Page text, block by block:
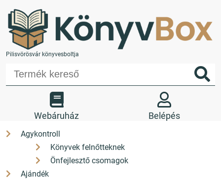
Pilisvörösvár könyvesboltja
Webáruház
Agykontroll
Könyvek felnőtteknek
Önfejlesztő csomagok
Ajándék
Belépés
Kedvencek